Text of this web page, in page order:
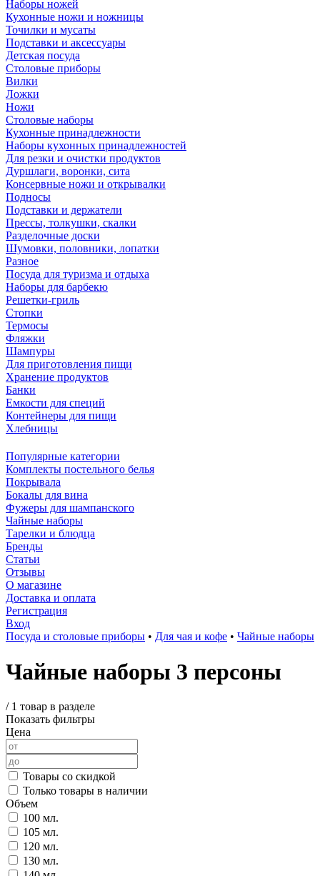
Наборы ножей
Кухонные ножи и ножницы
Точилки и мусаты
Подставки и аксессуары
Детская посуда
Столовые приборы
Вилки
Ложки
Ножи
Столовые наборы
Кухонные принадлежности
Наборы кухонных принадлежностей
Для резки и очистки продуктов
Дуршлаги, воронки, сита
Консервные ножи и открывалки
Подносы
Подставки и держатели
Прессы, толкушки, скалки
Разделочные доски
Шумовки, половники, лопатки
Разное
Посуда для туризма и отдыха
Наборы для барбекю
Решетки-гриль
Стопки
Термосы
Фляжки
Шампуры
Для приготовления пищи
Хранение продуктов
Банки
Емкости для специй
Контейнеры для пищи
Хлебницы
Популярные категории
Комплекты постельного белья
Покрывала
Бокалы для вина
Фужеры для шампанского
Чайные наборы
Тарелки и блюдца
Бренды
Статьи
Отзывы
О магазине
Доставка и оплата
Регистрация
Вход
Посуда и столовые приборы • Для чая и кофе • Чайные наборы
Чайные наборы 3 персоны
/ 1 товар в разделе
Показать фильтры
Цена
Товары со скидкой
Только товары в наличии
Объем
100 мл.
105 мл.
120 мл.
130 мл.